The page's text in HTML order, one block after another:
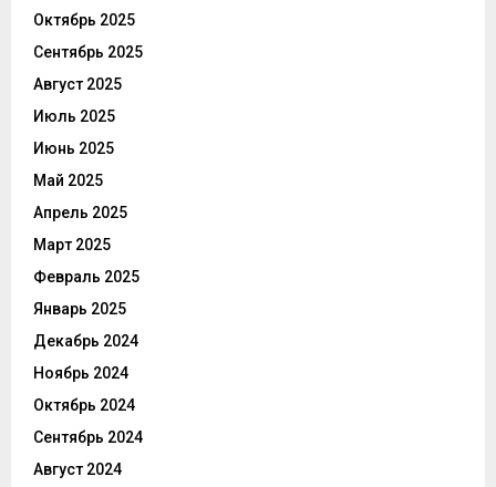
Октябрь 2025
Сентябрь 2025
Август 2025
Июль 2025
Июнь 2025
Май 2025
Апрель 2025
Март 2025
Февраль 2025
Январь 2025
Декабрь 2024
Ноябрь 2024
Октябрь 2024
Сентябрь 2024
Август 2024